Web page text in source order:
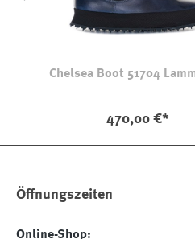
Chelsea Boot 51704
470,00 €*
Öffnungszeiten
Online-Shop: